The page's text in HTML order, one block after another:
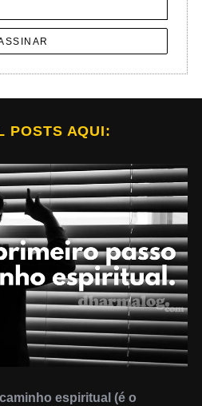
POSTS AQUI:
espiritual (é o